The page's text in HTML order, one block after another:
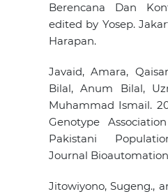
Berencana Dan
edited by Yosep.
Harapan.
Javaid, Amara,
Bilal, Anum Bilal,
Muhammad Ismail.
Genotype
Pakistani
Journal Bioautomation
Jitowiyono, Sugeng.,